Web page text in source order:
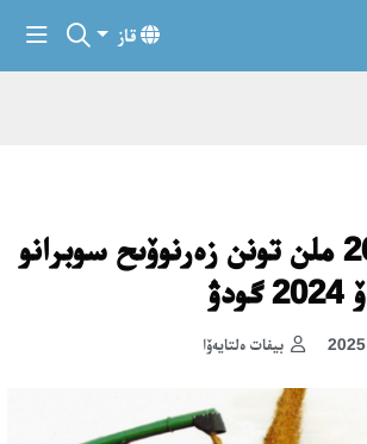
قاز
رەكوردنىە 26،7 ملن تونن زەرنوۆىح سوبرانو
بيفات ەلتايەۆا